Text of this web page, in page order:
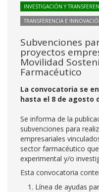
INVESTIGACIÓN Y
TRANSFERENCIA E
Subvenciones
proyectos
Movilidad
Farmacéutico
La convocatoria se
hasta el 8 de agosto
Se informa de la
subvenciones para
empresariales
sector farmacéutico
experimental y/o
Esta convocatoria
Línea de ayudas